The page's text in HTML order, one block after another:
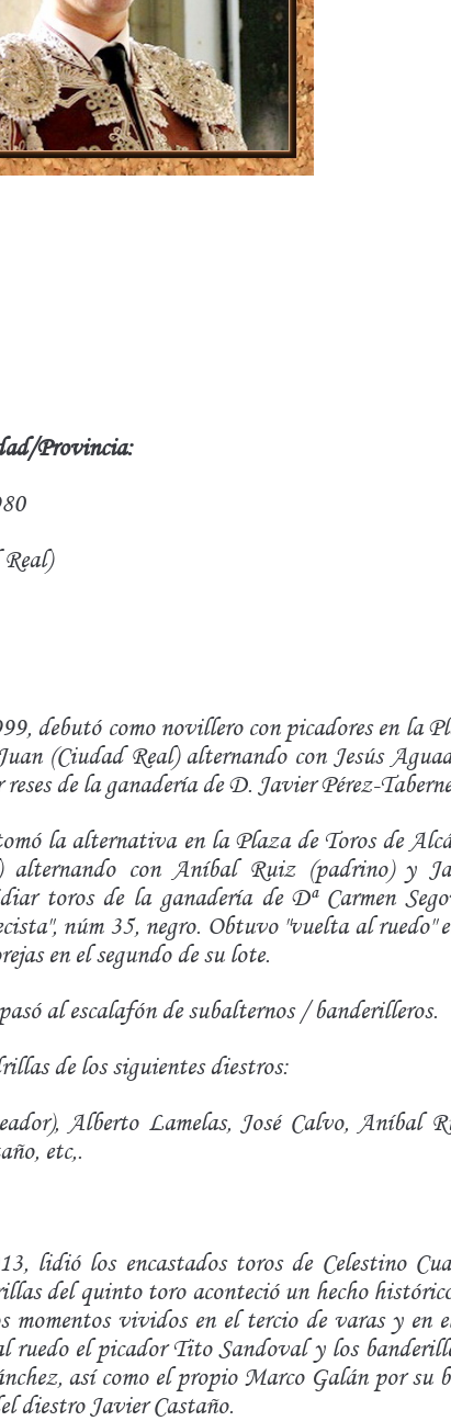
Provincia:
debutó como novillero con picadores en la
(Ciudad Real) alternando con Jesús
de la ganadería de D. Javier Pérez-
la alternativa en la Plaza de Toros de
alternando con Aníbal Ruiz (padrino) y
toros de la ganadería de Dª Carmen
núm 35, negro. Obtuvo "vuelta al ruedo"
en el segundo de su lote.
al escalafón de subalternos / banderilleros.
de los siguientes diestros:
Alberto Lamelas, José Calvo, Aníbal
etc,.
lidió los encastados toros de Celestino
del quinto toro aconteció un hecho
momentos vividos en el tercio de varas y en
ruedo el picador Tito Sandoval y los
así como el propio Marco Galán por su
diestro Javier Castaño.